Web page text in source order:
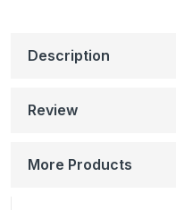
Description
Review
More Products